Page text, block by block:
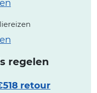
regelen
retour